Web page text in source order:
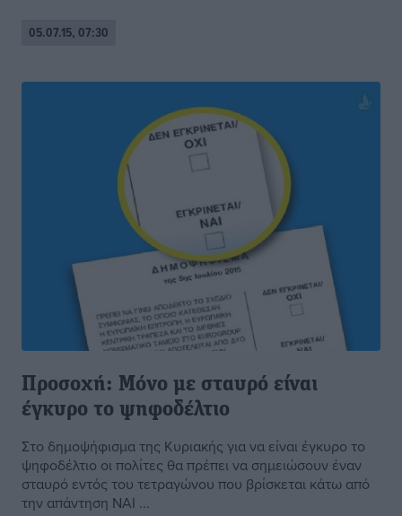
05.07.15, 07:30
Προσοχή: Μόνο με σταυρό είναι
έγκυρο το ψηφοδέλτιο
Στο δημοψήφισμα της Κυριακής για να είναι έγκυρο το
ψηφοδέλτιο οι πολίτες θα πρέπει να σημειώσουν έναν
σταυρό εντός του τετραγώνου που βρίσκεται κάτω από
την απάντηση ΝΑΙ ...